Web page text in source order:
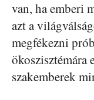
van, ha emberi
azt a
megfékezni
ökoszisztémára
szakemberek